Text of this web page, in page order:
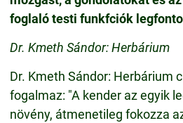
foglaló testi funkfciók
Dr. Kmeth Sándor: Herbárium
Dr. Kmeth Sándor: Herbárium
fogalmaz: "A kender az egyik
növény, átmenetileg fokozza